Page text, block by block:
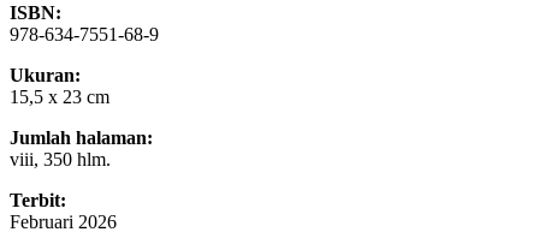
ISBN:
978-634-7551-68-9
Ukuran:
15,5 x 23 cm
Jumlah halaman:
viii, 350 hlm.
Terbit:
Februari 2026